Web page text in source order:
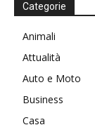
Categorie
Animali
Attualità
Auto e Moto
Business
Casa